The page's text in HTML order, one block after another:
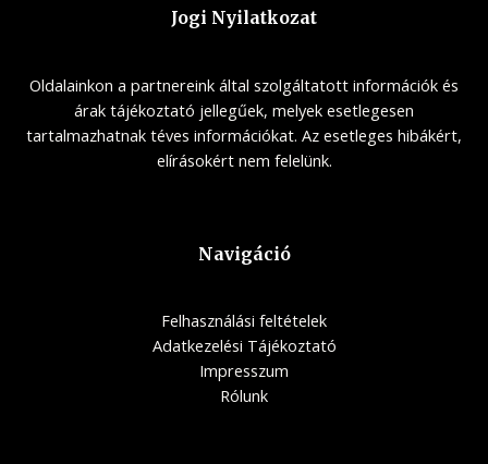
Jogi Nyilatkozat
Oldalainkon a partnereink által szolgáltatott információk és
árak tájékoztató jellegűek, melyek esetlegesen
tartalmazhatnak téves információkat. Az esetleges hibákért,
elírásokért nem felelünk.
Navigáció
Felhasználási feltételek
Adatkezelési Tájékoztató
Impresszum
Rólunk